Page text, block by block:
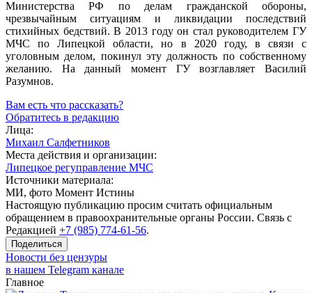
Министерства РФ по делам гражданской обороны,
чрезвычайным ситуациям и ликвидации последствий
стихийных бедствий. В 2013 году он стал руководителем ГУ
МЧС по Липецкой области, но в 2020 году, в связи с
уголовным делом, покинул эту должность по собственному
желанию. На данный момент ГУ возглавляет Василий
Разумнов.
Вам есть что рассказать?
Обратитесь в редакцию
Лица:
Михаил Салфетников
Места действия и организации:
Липецкое регуправление МЧС
Источники материала:
МИ, фото Момент Истины
Настоящую публикацию просим считать официальным
обращением в правоохранительные органы России. Связь с
Редакцией +7 (985) 774-61-56.
Поделиться
Новости без цензуры
в нашем Telegram канале
Главное